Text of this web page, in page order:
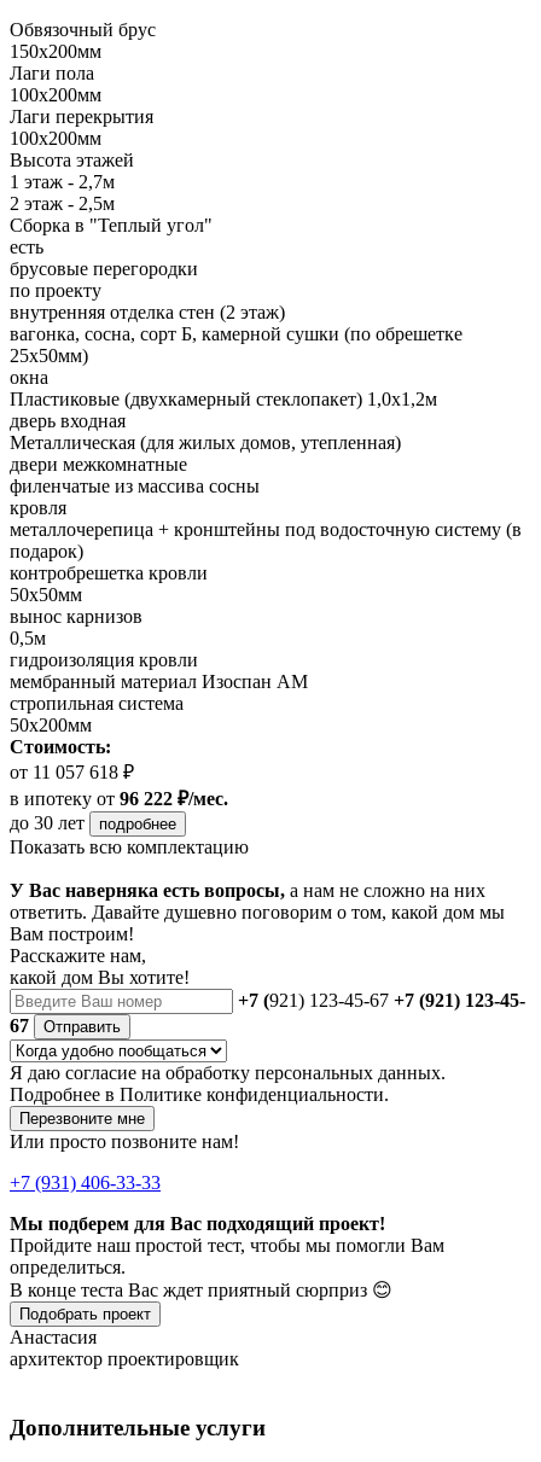
Обвязочный брус
150х200мм
Лаги пола
100х200мм
Лаги перекрытия
100х200мм
Высота этажей
1 этаж - 2,7м
2 этаж - 2,5м
Сборка в "Теплый угол"
есть
брусовые перегородки
по проекту
внутренняя отделка стен (2 этаж)
вагонка, сосна, сорт Б, камерной сушки (по обрешетке
25х50мм)
окна
Пластиковые (двухкамерный стеклопакет) 1,0х1,2м
дверь входная
Металлическая (для жилых домов, утепленная)
двери межкомнатные
филенчатые из массива сосны
кровля
металлочерепица + кронштейны под водосточную систему (в
подарок)
контробрешетка кровли
50х50мм
вынос карнизов
0,5м
гидроизоляция кровли
мембранный материал Изоспан АМ
стропильная система
50х200мм
Стоимость:
от 11 057 618 ₽
в ипотеку от 96 222 ₽/мес.
до 30 лет
подробнее
Показать всю комплектацию
У Вас наверняка есть вопросы, а нам не сложно на них
ответить. Давайте душевно поговорим о том, какой дом мы
Вам построим!
Расскажите нам,
какой дом Вы хотите!
+7 (921) 123-45-67 +7 (921) 123-45-
67
Отправить
Я даю согласие на обработку персональных данных.
Подробнее в Политике конфиденциальности.
Перезвоните мне
Или просто позвоните нам!
+7 (931) 406-33-33
Мы подберем для Вас подходящий проект!
Пройдите наш простой тест, чтобы мы помогли Вам
определиться.
В конце теста Вас ждет приятный сюрприз 😊
Подобрать проект
Анастасия
архитектор проектировщик
Дополнительные услуги